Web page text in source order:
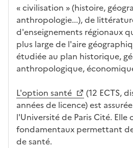
at
ur
e
« civilisation » (histoire,
anthropologie...), de
d'enseignements régionaux
plus large de l'aire
étudiée au plan historique,
anthropologique,
L'option santé
(12 ECTS,
années de licence) est
l'Université de Paris Cité. Elle
fondamentaux permettant
de santé.